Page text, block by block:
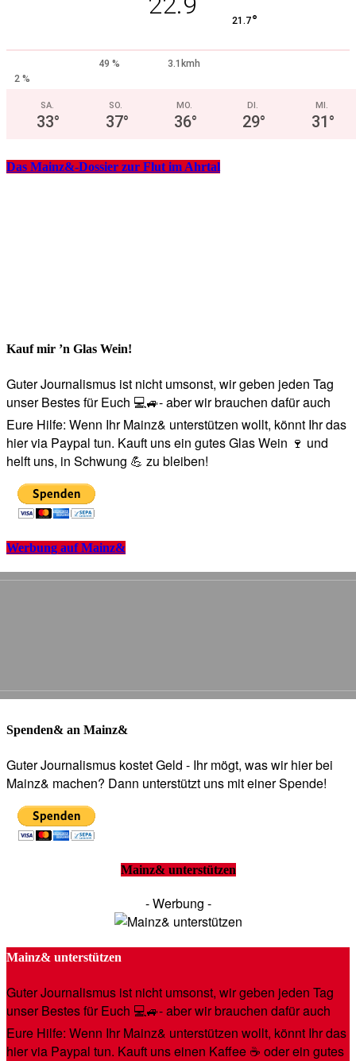
21.7°
49 %
3.1kmh
2 %
SA.
33°
SO.
37°
MO.
36°
DI.
29°
MI.
31°
Das Mainz&-Dossier zur Flut im Ahrtal
Kauf mir ’n Glas Wein!
Guter Journalismus ist nicht umsonst, wir geben jeden Tag
unser Bestes für Euch 💻🚙- aber wir brauchen dafür auch
Eure Hilfe: Wenn Ihr Mainz& unterstützen wollt, könnt Ihr das
hier via Paypal tun. Kauft uns ein gutes Glas Wein 🍷 und
helft uns, in Schwung 💪 zu bleiben!
Werbung auf Mainz&
Spenden& an Mainz&
Guter Journalismus kostet Geld - Ihr mögt, was wir hier bei
Mainz& machen? Dann unterstützt uns mit einer Spende!
Mainz& unterstützen
- Werbung -
Mainz& unterstützen
Guter Journalismus ist nicht umsonst, wir geben jeden Tag
unser Bestes für Euch 💻🚙- aber wir brauchen dafür auch
Eure Hilfe: Wenn Ihr Mainz& unterstützen wollt, könnt Ihr das
hier via Paypal tun. Kauft uns einen Kaffee ☕️ oder ein gutes